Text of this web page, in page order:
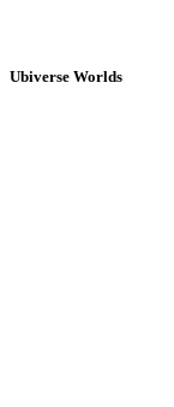
Ubiverse Worlds